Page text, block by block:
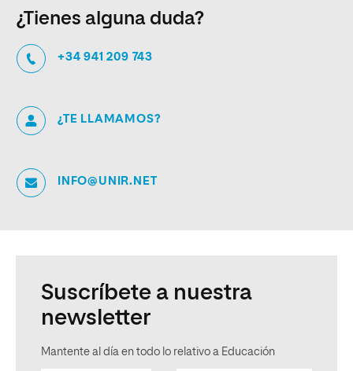
¿Tienes alguna duda?
+34 941 209 743
¿TE LLAMAMOS?
INFO@UNIR.NET
Suscríbete a nuestra
newsletter
Mantente al día en todo lo relativo a Educación